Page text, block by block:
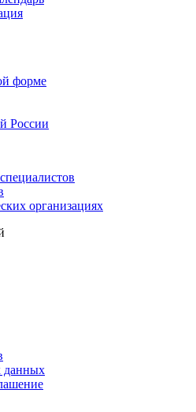
форме
России
организациях
данных